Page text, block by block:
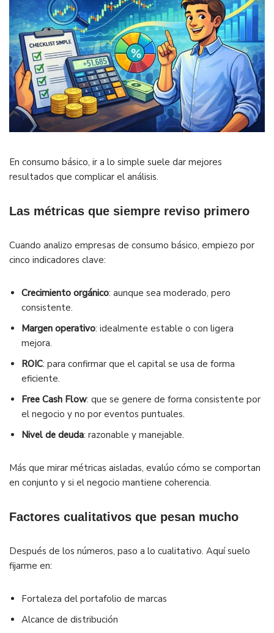
En consumo básico, ir a lo simple suele dar mejores
resultados que complicar el análisis.
Las métricas que siempre reviso primero
Cuando analizo empresas de consumo básico, empiezo por
cinco indicadores clave:
Crecimiento orgánico: aunque sea moderado, pero
consistente.
Margen operativo: idealmente estable o con ligera
mejora.
ROIC: para confirmar que el capital se usa de forma
eficiente.
Free Cash Flow: que se genere de forma consistente por
el negocio y no por eventos puntuales.
Nivel de deuda: razonable y manejable.
Más que mirar métricas aisladas, evalúo cómo se comportan
en conjunto y si el negocio mantiene coherencia.
Factores cualitativos que pesan mucho
Después de los números, paso a lo cualitativo. Aquí suelo
fijarme en:
Fortaleza del portafolio de marcas
Alcance de distribución